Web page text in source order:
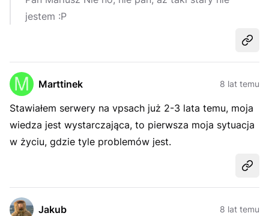
jestem :P
Marttinek 8 lat temu
Stawiałem serwery na vpsach już 2-3 lata temu, moja
wiedza jest wystarczająca, to pierwsza moja sytuacja
w życiu, gdzie tyle problemów jest.
Jakub 8 lat temu